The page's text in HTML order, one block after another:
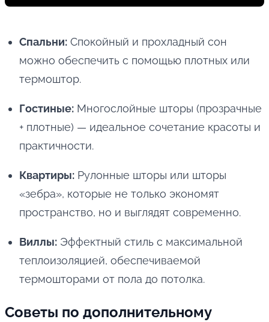
Спальни: Спокойный и прохладный сон
можно обеспечить с помощью плотных или
термоштор.
Гостиные: Многослойные шторы (прозрачные
+ плотные) — идеальное сочетание красоты и
практичности.
Квартиры: Рулонные шторы или шторы
«зебра», которые не только экономят
пространство, но и выглядят современно.
Виллы: Эффектный стиль с максимальной
теплоизоляцией, обеспечиваемой
термошторами от пола до потолка.
Советы по дополнительному